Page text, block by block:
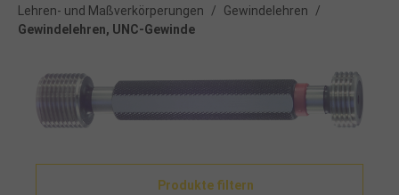
Lehren- und Maßverkörperungen
/ Gewindelehren
/
Gewindelehren, UNC-Gewinde
Produkte filtern